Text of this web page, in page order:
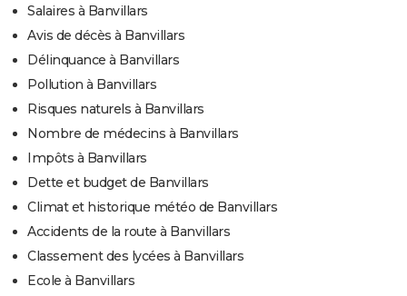
Salaires à Banvillars
Avis de décès à Banvillars
Délinquance à Banvillars
Pollution à Banvillars
Risques naturels à Banvillars
Nombre de médecins à Banvillars
Impôts à Banvillars
Dette et budget de Banvillars
Climat et historique météo de Banvillars
Accidents de la route à Banvillars
Classement des lycées à Banvillars
Ecole à Banvillars